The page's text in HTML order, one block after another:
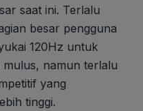
saat ini. Terlalu
besar pengguna
120Hz untuk
mulus, namun terlalu
yang
tinggi.